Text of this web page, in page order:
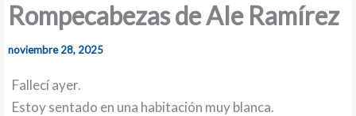
Rompecabezas de Ale Ramírez
noviembre 28, 2025
Fallecí ayer.
Estoy sentado en una habitación muy blanca.